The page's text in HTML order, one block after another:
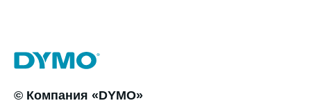
© Компания «DYMO»